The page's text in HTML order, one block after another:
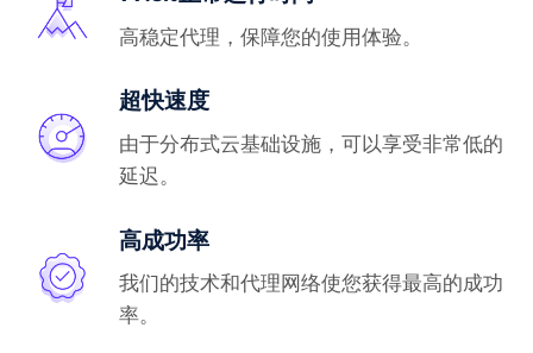
高稳定代理，保障您的使用体验。
超快速度
由于分布式云基础设施，可以享受非常低的
延迟。
高成功率
我们的技术和代理网络使您获得最高的成功
率。